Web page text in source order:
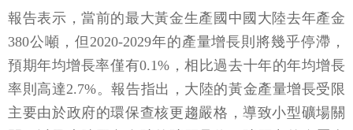
報告表示，當前的最大黃金生產國中國大陸去年產金
380公噸，但2020-2029年的產量增長則將幾乎停滯，
預期年均增長率僅有0.1%，相比過去十年的年均增長
率則高達2.7%。報告指出，大陸的黃金產量增長受限
主要由於政府的環保查核更趨嚴格，導致小型礦場關